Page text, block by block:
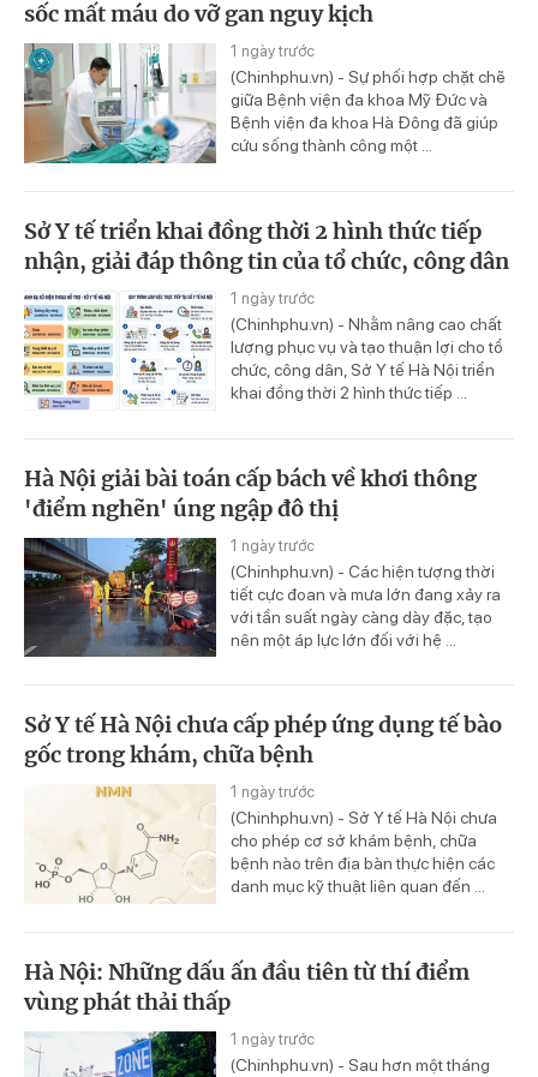
sốc mất máu do vỡ gan nguy kịch
1 ngày trước
(Chinhphu.vn) - Sự phối hợp chặt chẽ
giữa Bệnh viện đa khoa Mỹ Đức và
Bệnh viện đa khoa Hà Đông đã giúp
cứu sống thành công một ...
Sở Y tế triển khai đồng thời 2 hình thức tiếp
nhận, giải đáp thông tin của tổ chức, công dân
1 ngày trước
(Chinhphu.vn) - Nhằm nâng cao chất
lượng phục vụ và tạo thuận lợi cho tổ
chức, công dân, Sở Y tế Hà Nội triển
khai đồng thời 2 hình thức tiếp ...
Hà Nội giải bài toán cấp bách về khơi thông
'điểm nghẽn' úng ngập đô thị
1 ngày trước
(Chinhphu.vn) - Các hiện tượng thời
tiết cực đoan và mưa lớn đang xảy ra
với tần suất ngày càng dày đặc, tạo
nên một áp lực lớn đối với hệ ...
Sở Y tế Hà Nội chưa cấp phép ứng dụng tế bào
gốc trong khám, chữa bệnh
1 ngày trước
(Chinhphu.vn) - Sở Y tế Hà Nội chưa
cho phép cơ sở khám bệnh, chữa
bệnh nào trên địa bàn thực hiện các
danh mục kỹ thuật liên quan đến ...
Hà Nội: Những dấu ấn đầu tiên từ thí điểm
vùng phát thải thấp
1 ngày trước
(Chinhphu.vn) - Sau hơn một tháng